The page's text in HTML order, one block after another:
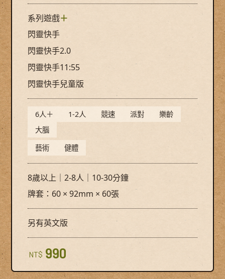
系列遊戲＋
閃靈快手
閃靈快手2.0
閃靈快手11:55
閃靈快手兒童版
6人＋ 1-2人 競速 派對
樂齡
大腦
藝術
健體
8歲以上｜2-8人｜10-30分鐘
牌套：60 × 92mm × 60張
另有英文版
NT$ 990